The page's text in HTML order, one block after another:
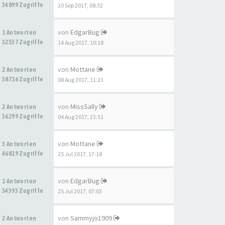
34899 Zugriffe
20 Sep 2017, 08:32
1 Antworten
32537 Zugriffe
von EdgarBug
14 Aug 2017, 10:18
2 Antworten
38716 Zugriffe
von Mottane
08 Aug 2017, 11:23
2 Antworten
36299 Zugriffe
von MissSally
04 Aug 2017, 23:51
3 Antworten
46819 Zugriffe
von Mottane
25 Jul 2017, 17:18
1 Antworten
34393 Zugriffe
von EdgarBug
25 Jul 2017, 07:03
2 Antworten
von Sammyjo1909